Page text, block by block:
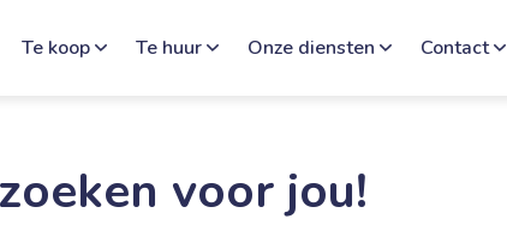
Te koop Te huur Onze diensten Contact
voor jou!